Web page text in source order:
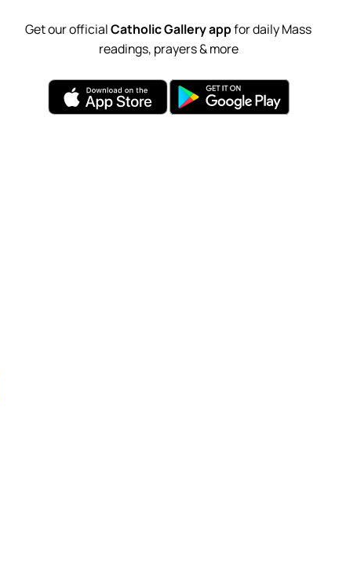
Get our officialCatholic Gallery appfor daily Mass
readings, prayers & more